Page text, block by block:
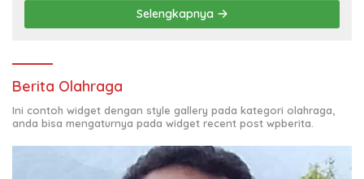
Selengkapnya
Berita Olahraga
Ini contoh widget dengan style gallery pada kategori olahraga,
anda bisa mengaturnya pada widget recent post wpberita.